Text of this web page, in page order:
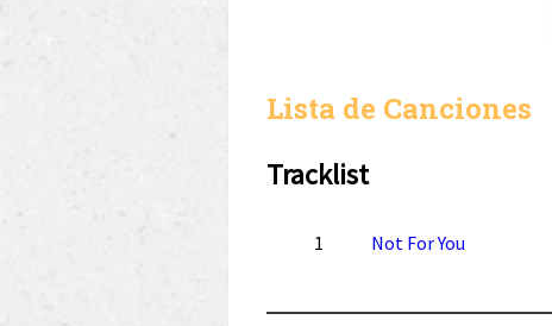
Lista de Canciones
Tracklist
1 Not For You